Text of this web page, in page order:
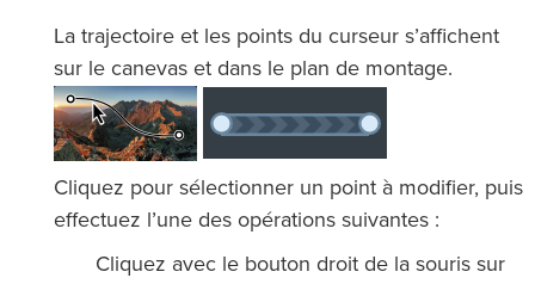
La trajectoire et les points du curseur s’affichent
sur le canevas et dans le plan de montage.
Cliquez pour sélectionner un point à modifier, puis
effectuez l’une des opérations suivantes :
Cliquez avec le bouton droit de la souris sur